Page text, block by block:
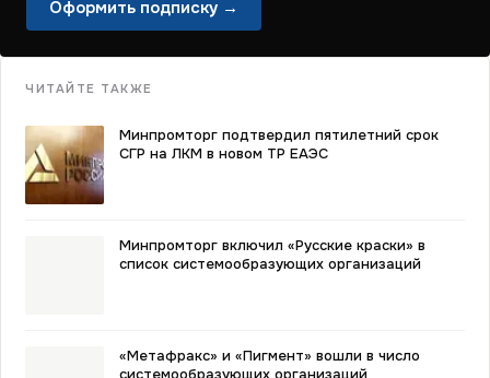
Оформить подписку →
ЧИТАЙТЕ ТАКЖЕ
Минпромторг подтвердил пятилетний срок
СГР на ЛКМ в новом ТР ЕАЭС
Минпромторг включил «Русские краски» в
список системообразующих организаций
«Метафракс» и «Пигмент» вошли в число
системообразующих организаций